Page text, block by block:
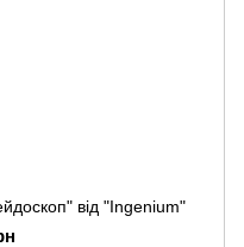
від "Ingenium"